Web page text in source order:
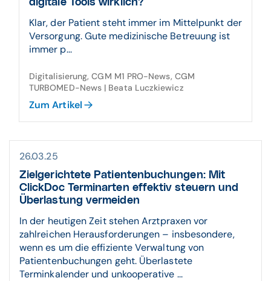
digitale Tools wirklich?
Klar, der Patient steht immer im Mittelpunkt der
Versorgung. Gute medizinische Betreuung ist
immer p...
Digitalisierung, CGM M1 PRO-News, CGM
TURBOMED-News | Beata Luczkiewicz
Zum Artikel
26.03.25
Zielgerichtete Patientenbuchungen: Mit
ClickDoc Terminarten effektiv steuern und
Überlastung vermeiden
In der heutigen Zeit stehen Arztpraxen vor
zahlreichen Herausforderungen – insbesondere,
wenn es um die effiziente Verwaltung von
Patientenbuchungen geht. Überlastete
Terminkalender und unkooperative ...